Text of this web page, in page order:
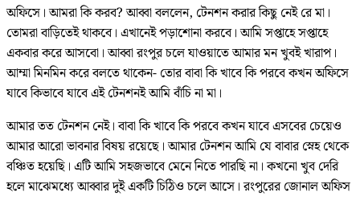
অফিসে। আমরা কি করব? আব্বা বললেন, টেনশন করার কিছু নেই রে মা।
তোমরা বাড়িতেই থাকবে। এখানেই পড়াশোনা করবে। আমি সপ্তাহে সপ্তাহে
একবার করে আসবো। আব্বা রংপুর চলে যাওয়াতে আমার মন খুবই খারাপ।
আম্মা মিনমিন করে বলতে থাকেন- তোর বাবা কি খাবে কি পরবে কখন অফিসে
যাবে কিভাবে যাবে এই টেনশনই আমি বাঁচি না মা।
আমার তত টেনশন নেই। বাবা কি খাবে কি পরবে কখন যাবে এসবের চেয়েও
আমার আরো ভাবনার বিষয় রয়েছে। আমার টেনশন আমি যে বাবার স্নেহ থেকে
বঞ্চিত হয়েছি। এটি আমি সহজভাবে মেনে নিতে পারছি না। কখনো খুব দেরি
হলে মাঝেমধ্যে আব্বার দুই একটি চিঠিও চলে আসে। রংপুরের জোনাল অফিস